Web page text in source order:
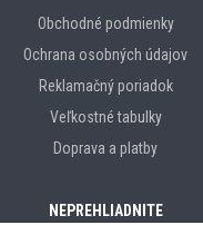
Obchodné podmienky
Ochrana osobných údajov
Reklamačný poriadok
Veľkostné tabulky
Doprava a platby
NEPREHLIADNITE